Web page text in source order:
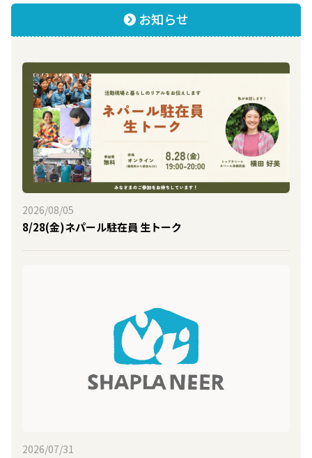
お知らせ
2026/08/05
8/28(金)ネパール駐在員 生トーク
2026/07/31